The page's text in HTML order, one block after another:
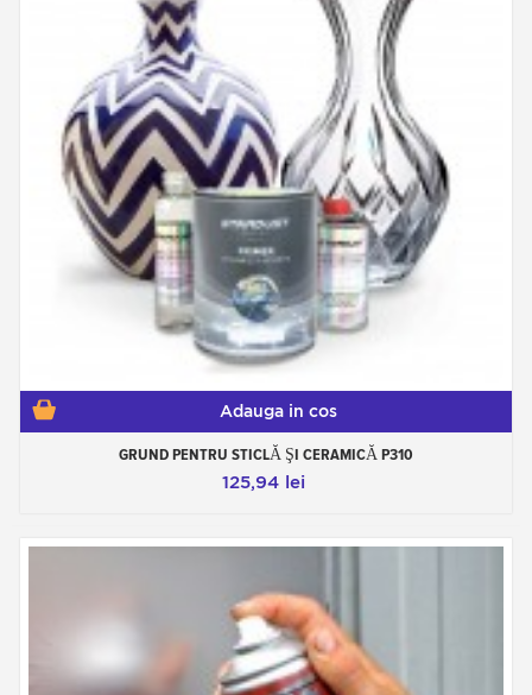
Adauga in cos
GRUND PENTRU STICLĂ ŞI CERAMICĂ P310
125,94 lei